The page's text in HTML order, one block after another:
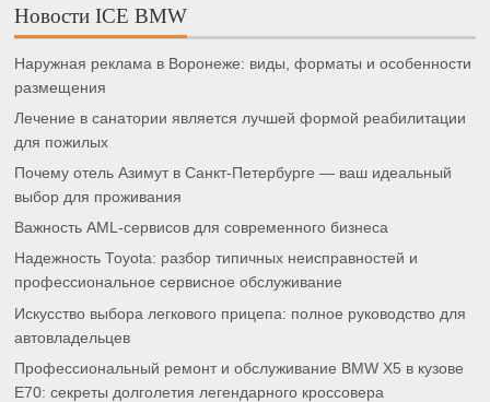
Новости ICE BMW
Наружная реклама в Воронеже: виды, форматы и особенности
размещения
Лечение в санатории является лучшей формой реабилитации
для пожилых
Почему отель Азимут в Санкт-Петербурге — ваш идеальный
выбор для проживания
Важность AML-сервисов для современного бизнеса
Надежность Toyota: разбор типичных неисправностей и
профессиональное сервисное обслуживание
Искусство выбора легкового прицепа: полное руководство для
автовладельцев
Профессиональный ремонт и обслуживание BMW X5 в кузове
E70: секреты долголетия легендарного кроссовера